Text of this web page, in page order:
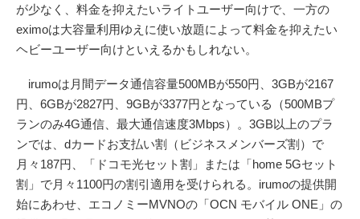
が少なく、料金を抑えたいライトユーザー向けで、一方の
eximoは大容量利用ゆえに使い放題によって料金を抑えたい
ヘビーユーザー向けといえるかもしれない。
irumoは月間データ通信容量500MBが550円、3GBが2167
円、6GBが2827円、9GBが3377円となっている（500MBプ
ランのみ4G通信、最大通信速度3Mbps）。3GB以上のプラ
ンでは、dカードお支払い割（ビジネスメンバーズ割）で
月々187円、「ドコモ光セット割」または「home 5Gセット
割」で月々1100円の割引適用を受けられる。irumoの提供開
始にあわせ、エコノミーMVNOの「OCN モバイル ONE」の